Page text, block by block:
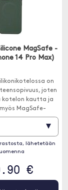
MagSafe -
14 Pro Max)
on
joten
kautta ja
MagSafe-
▾
lähetetään
€